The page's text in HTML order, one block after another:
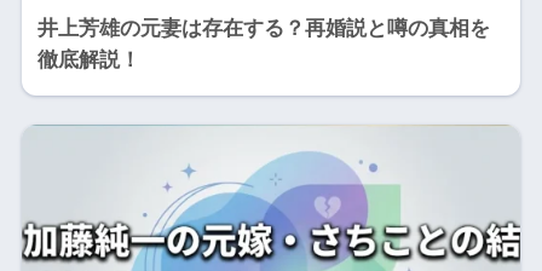
井上芳雄の元妻は存在する？再婚説と噂の真相を
徹底解説！